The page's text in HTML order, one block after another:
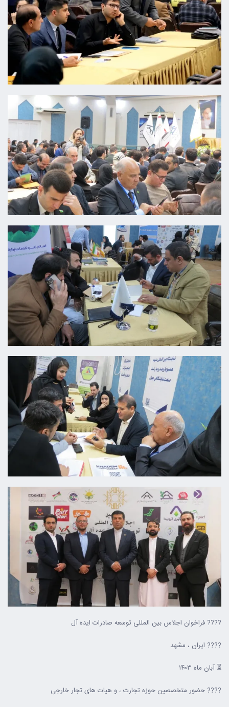
????️ فراخوان اجلاس بین المللی توسعه صادرات ایده آل
????️ ایران ، مشهد
⏳ آبان ماه ۱۴۰۳
???? حضور متخصصین حوزه تجارت ، و هیات های تجار خارجی